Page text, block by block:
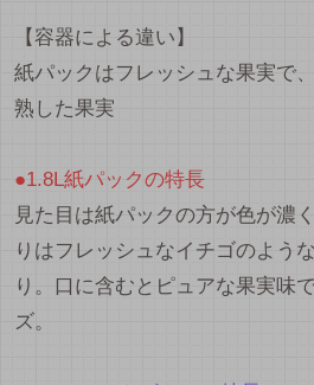
【容器による違い】
紙パックはフレッシュな果実で
熟した果実
●1.8L紙パックの特長
見た目は紙パックの方が色が濃
りはフレッシュなイチゴのよう
り。口に含むとピュアな果実味
ズ。